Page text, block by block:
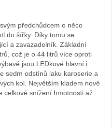
předchůdcem o něco
do šířky. Díky tomu se
a zavazadelník. Základní
což je o 44 litrů více oproti
jsou LEDkové hlavní i
sedm odstínů laku karoserie a
kol. Největším kladem nově
celkové snížení hmotnosti až